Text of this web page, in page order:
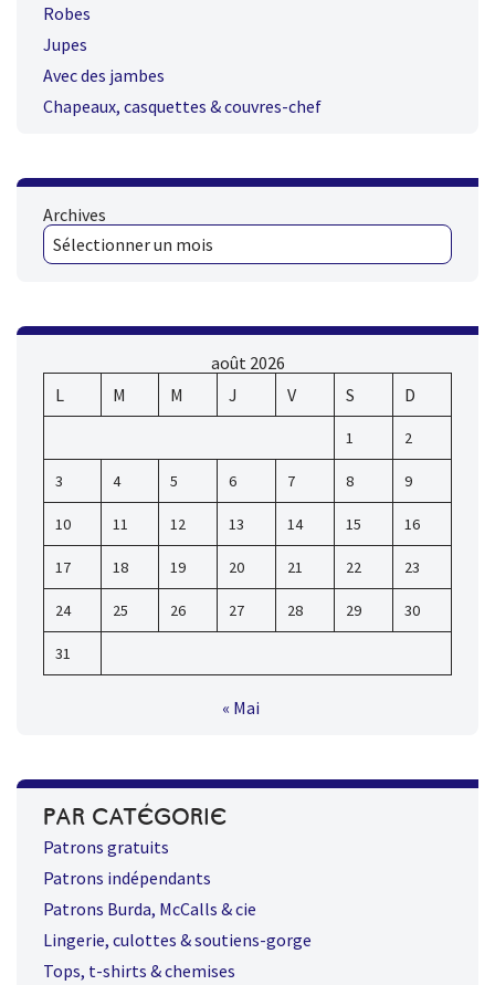
Robes
Jupes
Avec des jambes
Chapeaux, casquettes & couvres-chef
Archives
août 2026
L
M M J V S D
1 2
3 4 5 6 7 8 9
10 11 12 13 14 15 16
17 18 19 20 21 22 23
24 25 26 27 28 29 30
31
« Mai
PAR CATÉGORIE
Patrons gratuits
Patrons indépendants
Patrons Burda, McCalls & cie
Lingerie, culottes & soutiens-gorge
Tops, t-shirts & chemises